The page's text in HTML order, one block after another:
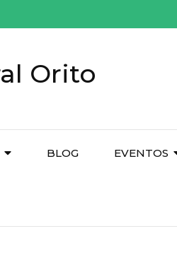
Orito
BLOG EVENTOS